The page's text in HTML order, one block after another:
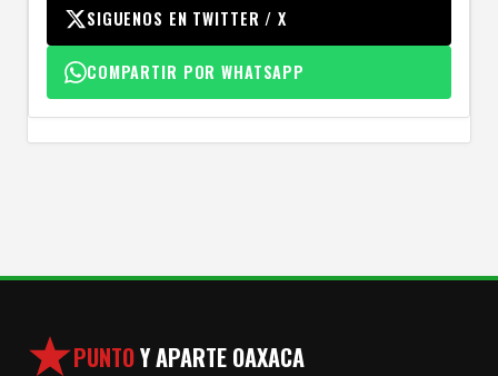
SIGUENOS EN TWITTER / X
COMPARTIR POR WHATSAPP
PUNTOY APARTE OAXACA